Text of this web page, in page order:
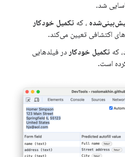
شد.
، که تکمیل خودکار
اکتشافی تعیین می‌کند.
که تکمیل خودکار در فیلدهایی
است.